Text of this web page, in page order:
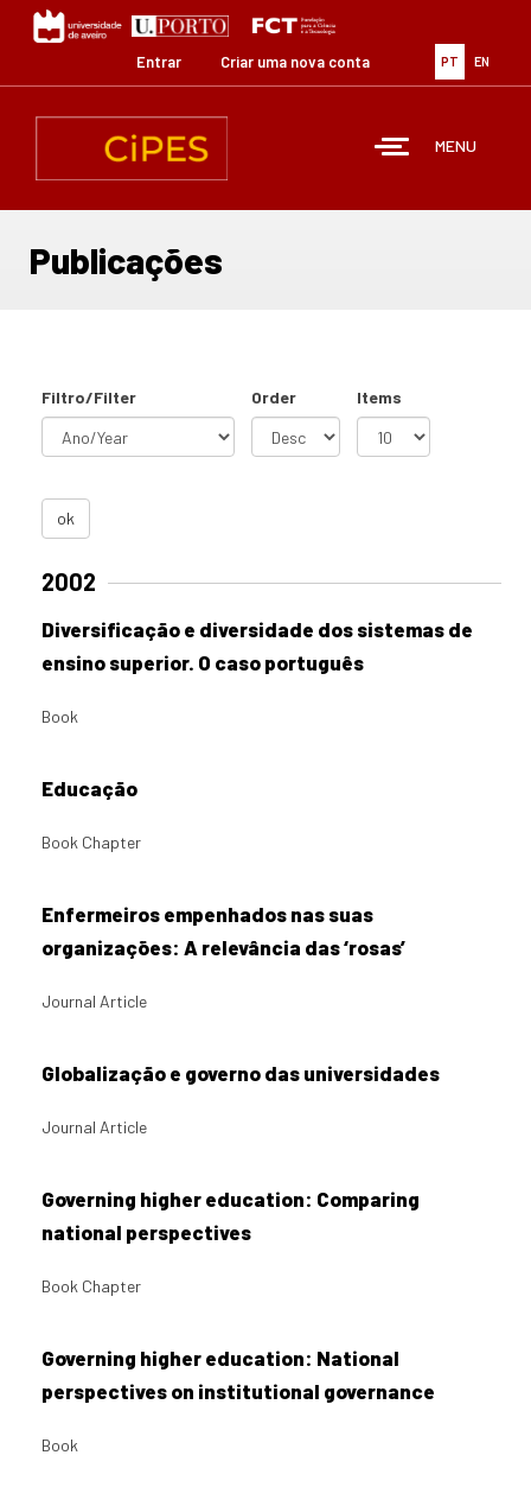
Passar
para
conteúdo
PT EN
Entrar Criar uma nova conta
MENU
Publicações
Filtro/Filter Order Items
ok
2002
Diversificação e diversidade dos sistemas de
ensino superior. O caso português
Book
Educação
Book Chapter
Enfermeiros empenhados nas suas
organizações: A relevância das ‘rosas’
Journal Article
Globalização e governo das universidades
Journal Article
Governing higher education: Comparing
national perspectives
Book Chapter
Governing higher education: National
perspectives on institutional governance
Book